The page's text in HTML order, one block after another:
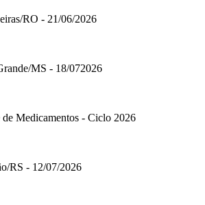
RO - 21/06/2026
MS - 18/072026
Medicamentos - Ciclo 2026
RS - 12/07/2026